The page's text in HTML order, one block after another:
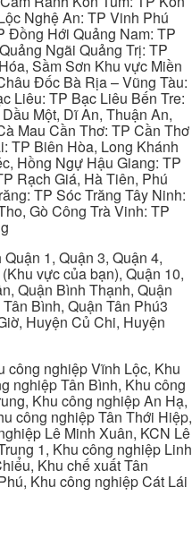
Nghệ An: TP Vinh Phú
Đồng Hới Quảng Nam: TP
Ngãi Quảng Trị: TP
Sầm Sơn Khu vực Miền
Đốc Bà Rịa – Vũng Tàu:
Liêu: TP Bạc Liêu Bến Tre:
Một, Dĩ An, Thuận An,
Mau Cần Thơ: TP Cần Thơ
TP Biên Hòa, Long Khánh
Hồng Ngự Hậu Giang: TP
Rạch Giá, Hà Tiên, Phú
TP Sóc Trăng Tây Ninh:
Gò Công Trà Vinh: TP
1, Quận 3, Quận 4,
vực của bạn), Quận 10,
Quận Bình Thạnh, Quận
Bình, Quận Tân Phú3
Huyện Củ Chi, Huyện
công nghiệp Vĩnh Lộc, Khu
nghiệp Tân Bình, Khu công
Khu công nghiệp An Hạ,
công nghiệp Tân Thới Hiệp,
Lê Minh Xuân, KCN Lê
1, Khu công nghiệp Linh
Khu chế xuất Tân
Khu công nghiệp Cát Lái